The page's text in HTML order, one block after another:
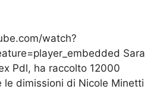
watch?
Sara
Pdl, ha raccolto 12000
le dimissioni di Nicole Minetti